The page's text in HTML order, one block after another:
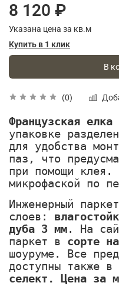
(0)
8 120 ₽
Указана цена за кв.м
Купить в 1 клик
В
Французская елка
упаковке
для удобства
паз, что
при помощи клея.
микрофаской по
Инженерный
слоев:
дуба 3 мм. На
паркет в сорте
шоуруме. Все
доступны также в
селект. Цена за